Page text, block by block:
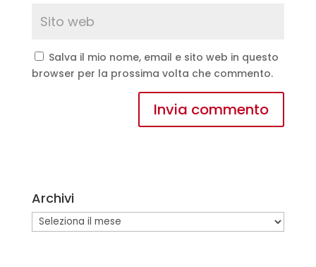
Salva il mio nome, email e sito web in questo
browser per la prossima volta che commento.
r
n
a
Archivi
Archivi